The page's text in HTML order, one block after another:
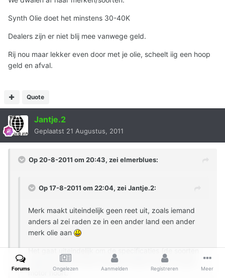
Synth Olie doet het minstens 30-40K
Dealers zijn er niet blij mee vanwege geld.
Rij nou maar lekker even door met je olie, scheelt iig een hoop
geld en afval.
Quote
Jantje.2
Geplaatst 21 Augustus, 2011
Op 20-8-2011 om 20:43, zei elmerblues:
Op 17-8-2011 om 22:04, zei Jantje.2:
Merk maakt uiteindelijk geen reet uit, zoals iemand
anders al zei raden ze in een ander land een ander
merk olie aan
Het gaat uiteindelijk om de specificaties (de soorten
dope die erin de olie verwerkt zitten) wat er in jouw
motor hoort.
Forums Ongelezen Aanmelden Registreren Meer